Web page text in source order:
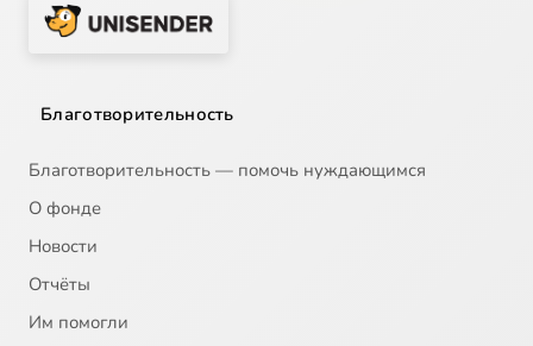
Благотворительность
Благотворительность — помочь нуждающимся
О фонде
Новости
Отчёты
Им помогли